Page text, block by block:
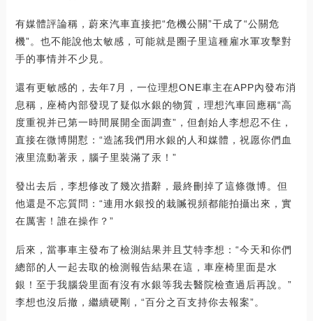
有媒體評論稱，蔚來汽車直接把“危機公關”干成了“公關危
機”。也不能說他太敏感，可能就是圈子里這種雇水軍攻擊對
手的事情并不少見。
還有更敏感的，去年7月，一位理想ONE車主在APP內發布消
息稱，座椅內部發現了疑似水銀的物質，理想汽車回應稱“高
度重視并已第一時間展開全面調查”，但創始人李想忍不住，
直接在微博開懟：“造謠我們用水銀的人和媒體，祝愿你們血
液里流動著汞，腦子里裝滿了汞！”
發出去后，李想修改了幾次措辭，最終刪掉了這條微博。但
他還是不忘質問：“連用水銀投的栽贓視頻都能拍攝出來，實
在厲害！誰在操作？”
后來，當事車主發布了檢測結果并且艾特李想：“今天和你們
總部的人一起去取的檢測報告結果在這，車座椅里面是水
銀！至于我腦袋里面有沒有水銀等我去醫院檢查過后再說。”
李想也沒后撤，繼續硬剛，“百分之百支持你去報案”。